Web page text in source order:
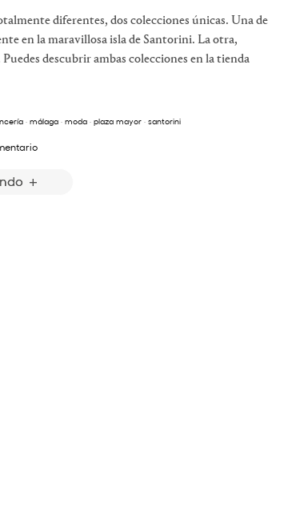
diferentes, dos colecciones únicas. Una de
en la maravillosa isla de Santorini. La otra,
descubrir ambas colecciones en la tienda
· málaga· moda· plaza mayor· santorini